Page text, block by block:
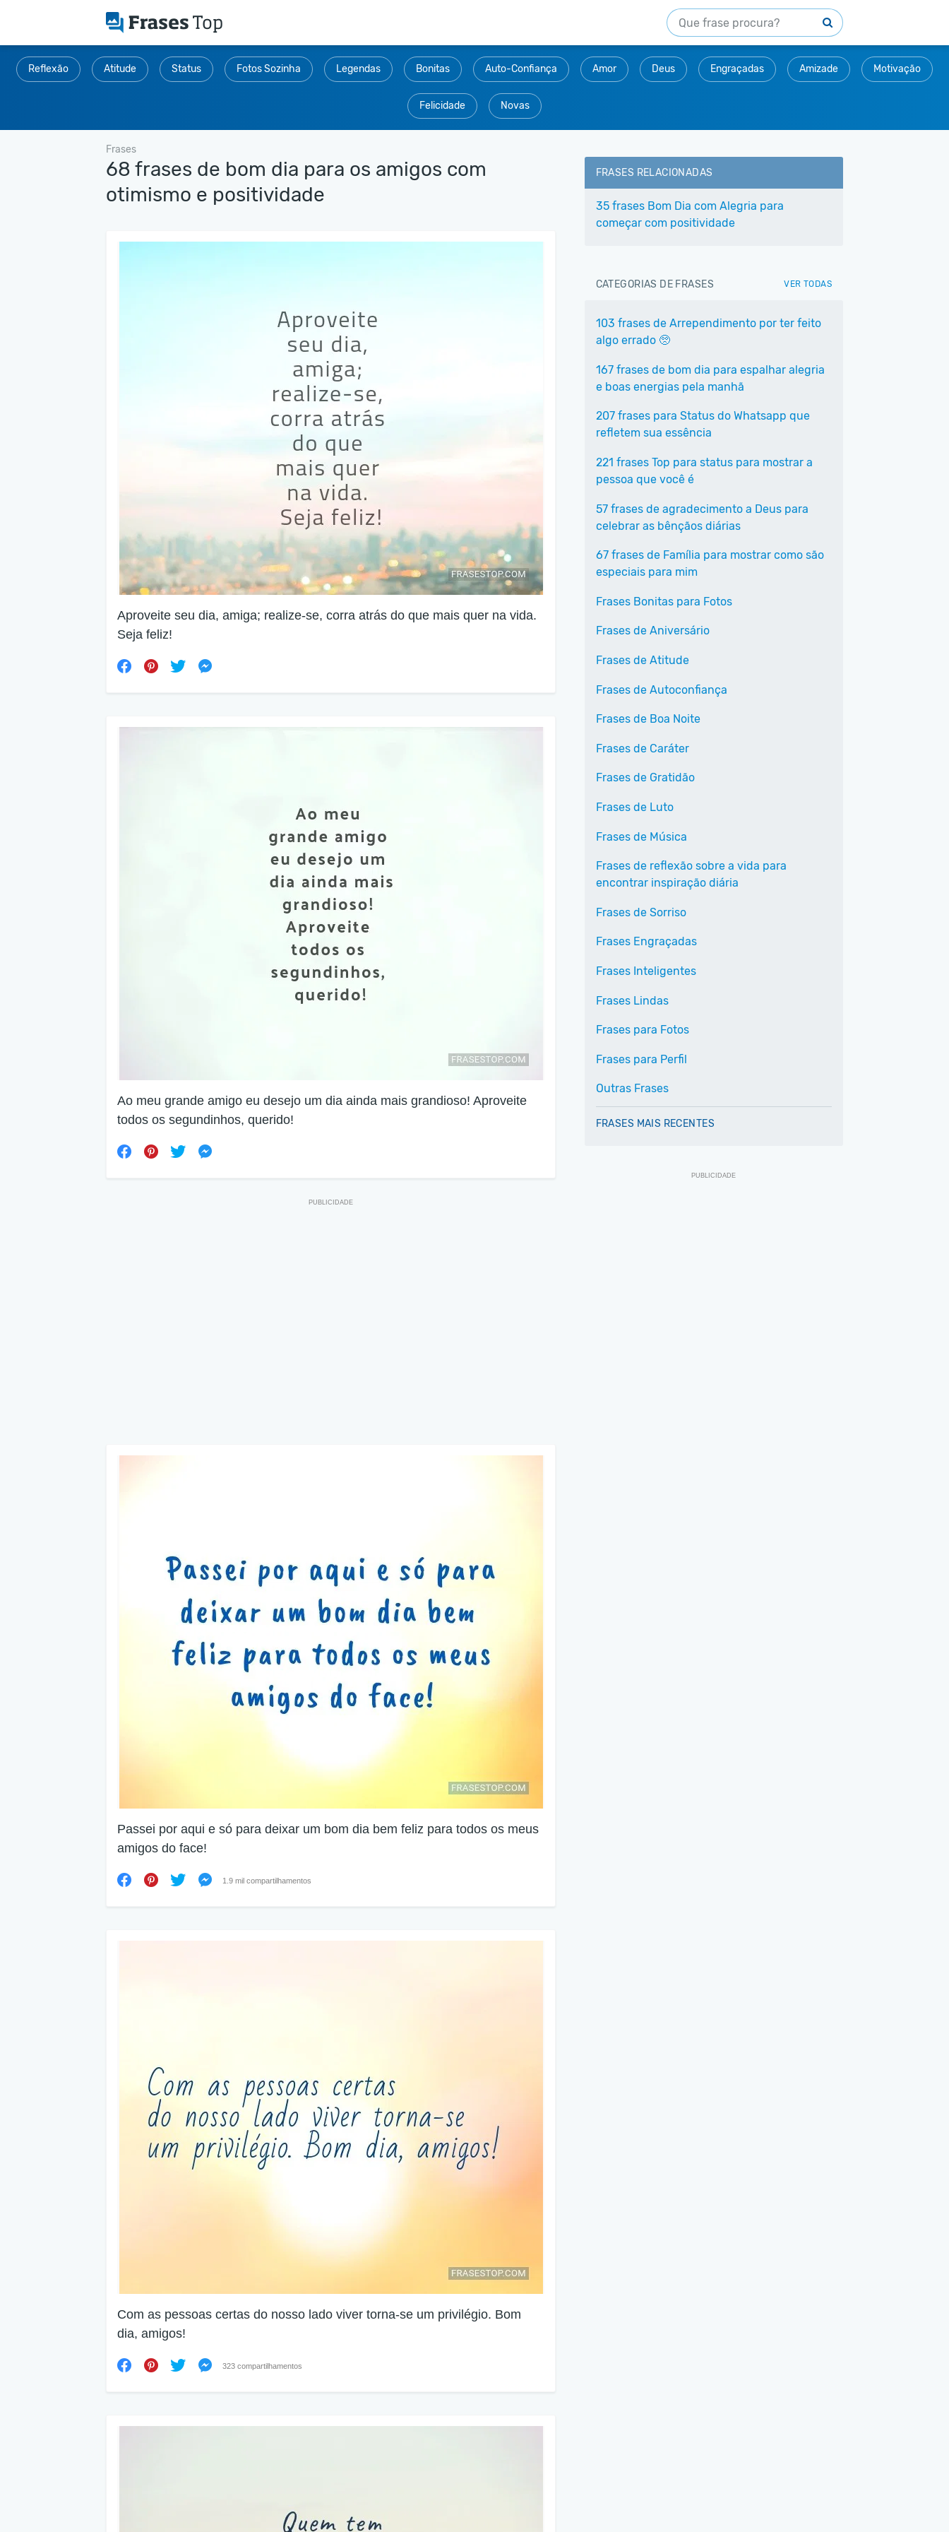
Reflexão Atitude Status Fotos Sozinha Legendas Bonitas Auto-Confiança Amor Deus Engraçadas Amizade Motivação
Felicidade Novas
Frases
68 frases de bom dia para os amigos com
otimismo e positividade
Aproveite seu dia, amiga; realize-se, corra atrás do que mais quer na vida.
Seja feliz!
Ao meu grande amigo eu desejo um dia ainda mais grandioso! Aproveite
todos os segundinhos, querido!
Passei por aqui e só para deixar um bom dia bem feliz para todos os meus
amigos do face!
1.9 mil compartilhamentos
Com as pessoas certas do nosso lado viver torna-se um privilégio. Bom
dia, amigos!
323 compartilhamentos
FRASES RELACIONADAS
35 frases Bom Dia com Alegria para
começar com positividade
CATEGORIAS DE FRASES VER TODAS
103 frases de Arrependimento por ter feito
algo errado 🥺
167 frases de bom dia para espalhar alegria
e boas energias pela manhã
207 frases para Status do Whatsapp que
refletem sua essência
221 frases Top para status para mostrar a
pessoa que você é
57 frases de agradecimento a Deus para
celebrar as bênçãos diárias
67 frases de Família para mostrar como são
especiais para mim
Frases Bonitas para Fotos
Frases de Aniversário
Frases de Atitude
Frases de Autoconfiança
Frases de Boa Noite
Frases de Caráter
Frases de Gratidão
Frases de Luto
Frases de Música
Frases de reflexão sobre a vida para
encontrar inspiração diária
Frases de Sorriso
Frases Engraçadas
Frases Inteligentes
Frases Lindas
Frases para Fotos
Frases para Perfil
Outras Frases
FRASES MAIS RECENTES